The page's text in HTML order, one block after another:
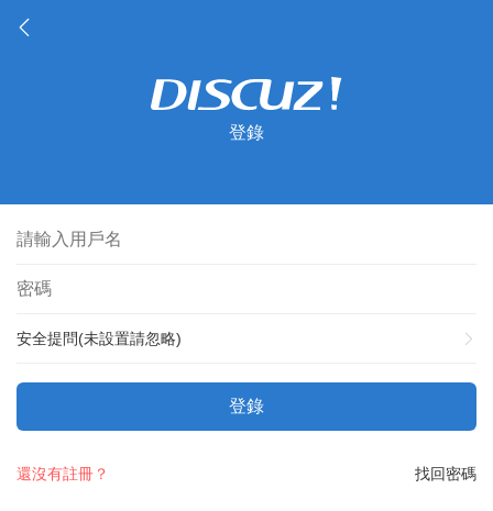
登錄
安全提問(未設置請忽略)
登錄
找回密碼
還沒有註冊？